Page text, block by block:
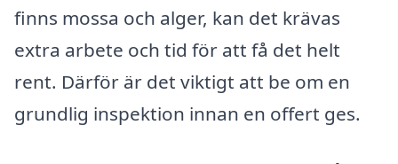
finns mossa och alger, kan det krävas
extra arbete och tid för att få det helt
rent. Därför är det viktigt att be om en
grundlig inspektion innan en offert ges.